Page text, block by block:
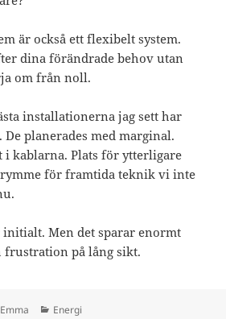
är också ett flexibelt system.
dina förändrade behov utan
om från noll.
installationerna jag sett har
De planerades med marginal.
i kablarna. Plats för ytterligare
för framtida teknik vi inte
Men det sparar enormt
frustration på lång sikt.
Författare
Emma Kategorier
Energi